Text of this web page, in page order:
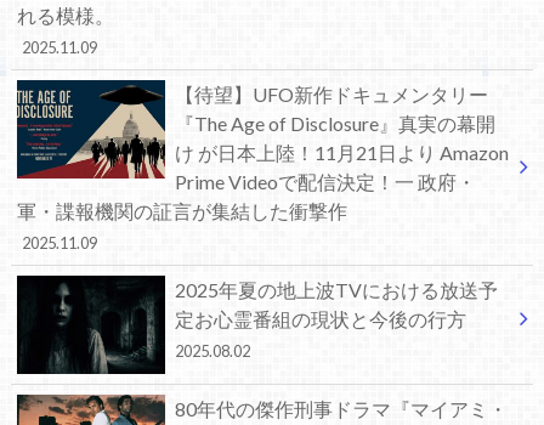
れる模様。
2025.11.09
【待望】UFO新作ドキュメンタリー
『The Age of Disclosure』真実の幕開
け が日本上陸！11月21日より Amazon
Prime Videoで配信決定！一 政府・
軍・諜報機関の証言が集結した衝撃作
2025.11.09
2025年夏の地上波TVにおける放送予
定お心霊番組の現状と今後の行方
2025.08.02
80年代の傑作刑事ドラマ『マイアミ・